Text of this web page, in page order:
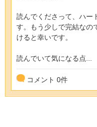
読んでくださって、ハー
す。もう少しで完結なの
けると幸いです。
読んでいて気になる点...
コメント 0件